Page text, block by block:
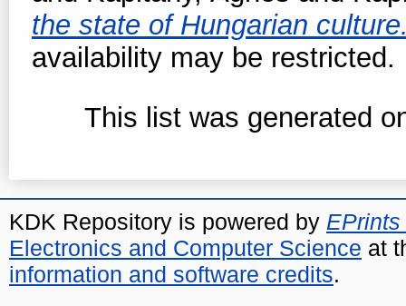
the state of Hungarian
availability may be restricted.
This list was generated
KDK Repository is powered by EPrints
Electronics and Computer Science at
information and software credits.